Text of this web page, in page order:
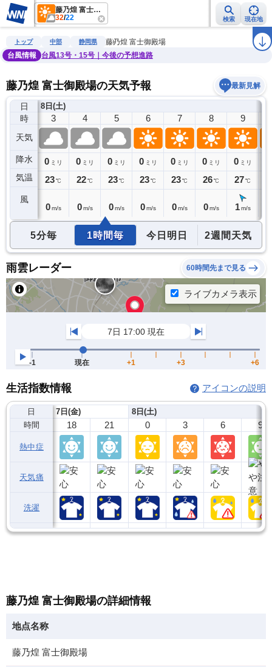
藤乃煌 富士御殿場
32/22 検索 現在地
雨雲レーダー 台風情報 地震情報 警報・注意報 ラ
トップ 中部 静岡県
藤乃煌 富士御殿場
台風情報
台風13号・15号｜今後の予想進路
藤乃煌 富士御殿場の天気予報 最新見解
日
時
天気
降水
気温
風
8日(土)
2
0ミリ
23℃
3
0 ミリ
23℃
0 m/s
4
0 ミリ
22℃
0 m/s
5
0 ミリ
23℃
0 m/s
6
0 ミリ
23℃
0 m/s
7
0 ミリ
23℃
0 m/s
8
0 ミリ
26℃
0 m/s
9
0 ミリ
27℃
1 m/s
5分毎 1時間毎 今日明日 2週間天気
雨雲レーダー 60時間先まで見る
生活指数情報 アイコンの説明
日
時間
熱中症
天気痛
洗濯
7日(金)
18 21
8日(土)
0 3 6 9
藤乃煌 富士御殿場の詳細情報
地点名称
藤乃煌 富士御殿場